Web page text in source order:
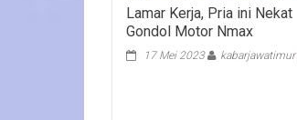
Lamar Kerja, Pria ini Nekat
Gondol Motor Nmax
17 Mei 2023 kabarjawatimur